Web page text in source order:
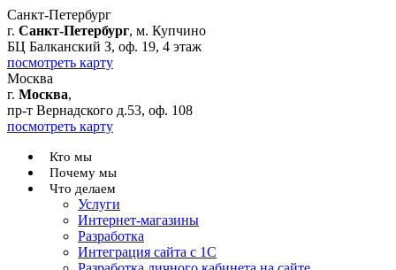
Санкт-Петербург
г. Санкт-Петербург, м. Купчино
БЦ Балканский З, оф. 19, 4 этаж
посмотреть карту
Москва
г. Москва,
пр-т Вернадского д.53, оф. 108
посмотреть карту
Кто мы
Почему мы
Что делаем
Услуги
Интернет-магазины
Разработка
Интеграция сайта с 1С